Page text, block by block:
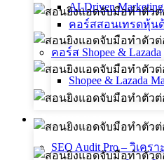
AI-Driven
คอร์สสอนเทรดหุ้น
คอร์ส Shopee & Lazada
Shopee & Lazada
บริการของเรา
SEO Audit Pro – วิเค